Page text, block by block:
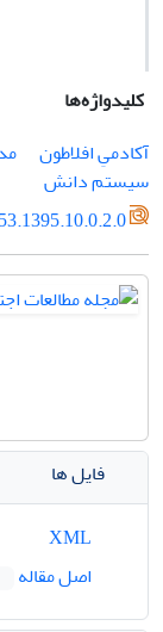
کلیدواژه‌ها
آکادمیِ افلاطون
سیستم دانش
فایل ها
اصل مقاله